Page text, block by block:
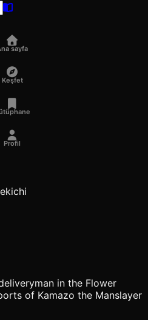
sayfa
Keşfet
Profil
in the Flower
of Kamazo the Manslayer